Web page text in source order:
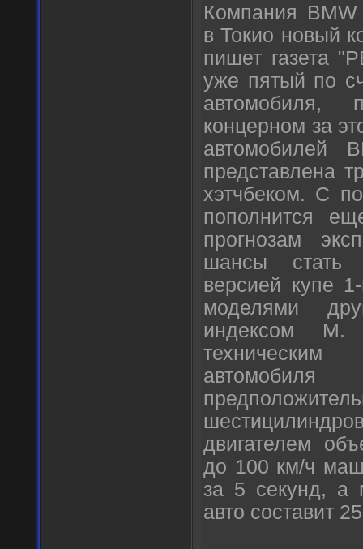
Компания BMW
в Токио новый
пишет газета
уже пятый по
автомобиля,
концерном за
автомобилей
представлена
хэтчбеком. С
пополнится
прогнозам
шансы стать
версией купе
моделями
индексом
двигателем
до 100 км/ч
за 5 секунд, а
авто составит